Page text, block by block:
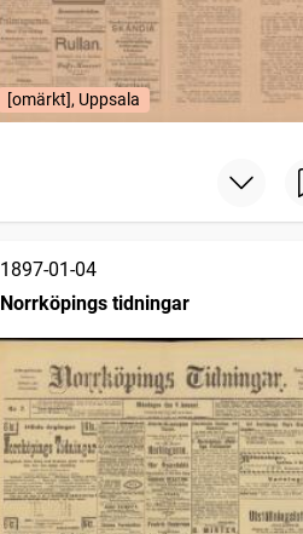
[omärkt], Uppsala
1897-01-04
Norrköpings tidningar